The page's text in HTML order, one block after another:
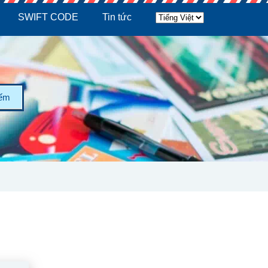
SWIFT CODE Tin tức